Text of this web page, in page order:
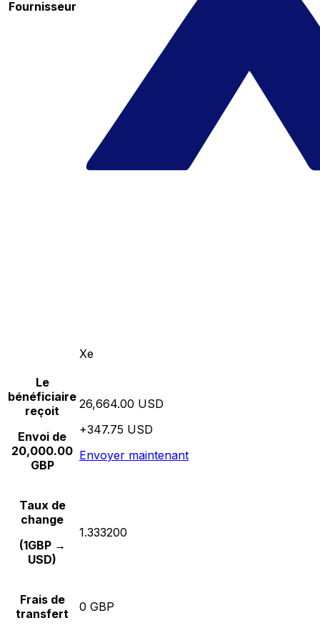
Fournisseur
Xe
Le
bénéficiaire
reçoit
Envoi de
20,000.00
GBP
26,664.00 USD
+347.75 USD
Envoyer maintenant
Taux de
change
(1GBP →
USD)
1.333200
Frais de
transfert
0 GBP